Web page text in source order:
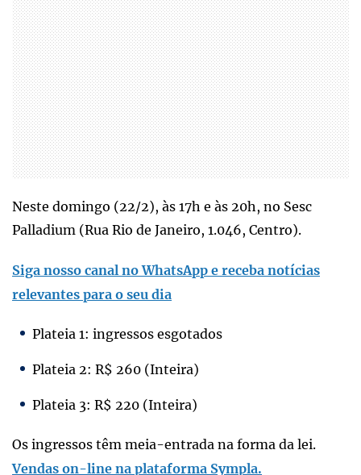
Neste domingo (22/2), às 17h e às 20h, no Sesc
Palladium (Rua Rio de Janeiro, 1.046, Centro).
Siga nosso canal no WhatsApp e receba notícias
relevantes para o seu dia
Plateia 1: ingressos esgotados
Plateia 2: R$ 260 (Inteira)
Plateia 3: R$ 220 (Inteira)
Os ingressos têm meia-entrada na forma da lei.
Vendas on-line na plataforma Sympla.